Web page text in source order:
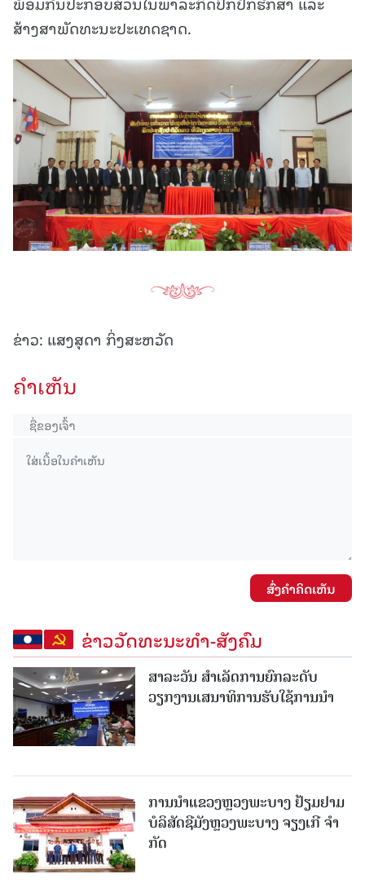
ສ້າງສາພັດທະນະປະເທດຊາດ.
ຂ່າວ: ແສງສຸດາ ກິ່ງສະຫວັດ
ຄໍາເຫັນ
ສົ່ງຄໍາຄິດເຫັນ
ຂ່າວວັດທະນະທຳ-ສັງຄົມ
ສາລະວັນ ສໍາເລັດການຍົກລະດັບ
ວຽກງານເສນາທິການຮັບໃຊ້ການນໍາ
ການນຳແຂວງຫຼວງພະບາງ ຢ້ຽມ​ຢາມ
ບໍ​ລິ​ສັດຊີມັງຫຼວງພະບາງ ຈຽງເກີ ຈໍາ
ກັດ